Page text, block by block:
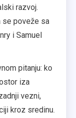
razvoj.
se poveže sa
i Samuel
pitanju: ko
iza
vezni,
kroz sredinu.